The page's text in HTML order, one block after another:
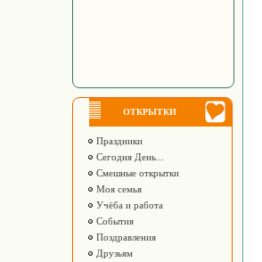
ОТКРЫТКИ
Праздники
Сегодня День...
Смешные открытки
Моя семья
Учёба и работа
События
Поздравления
Друзьям